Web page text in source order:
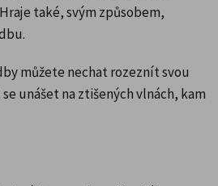
také, svým způsobem,
můžete nechat rozeznít svou
unášet na ztišených vlnách, kam